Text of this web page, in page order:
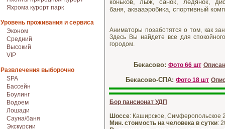
Яхрома курорт парк
Уровень проживания и сервиса
Эконом
Средний
Высокий
VIP
Развлечения выборочно
SPA
Бассейн
Боулинг
Водоем
Лошади
Сауна/баня
Экскурсии
коньков, лыж, санок, ледянок,
баня, аквааэробика, спортивный
Аниматоры позаботятся о том, как
Здесь Вы найдете все для
городом.
Бекасово: Фото 66 шт
Бекасово-СПА: Фото 18 шт
Бор пансионат УДП
Шоссе: Каширское, Симферопольское
Мин. стоимость на человека в сутки: